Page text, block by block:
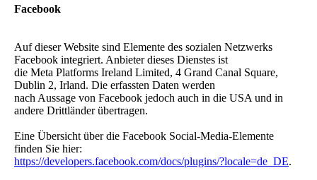
Facebook
Auf dieser Website sind Elemente des sozialen Netzwerks
Facebook integriert. Anbieter dieses Dienstes ist
die Meta Platforms Ireland Limited, 4 Grand Canal Square,
Dublin 2, Irland. Die erfassten Daten werden
nach Aussage von Facebook jedoch auch in die USA und in
andere Drittländer übertragen.
Eine Übersicht über die Facebook Social-Media-Elemente
finden Sie hier:
https://developers.facebook.com/docs/plugins/?locale=de_DE.